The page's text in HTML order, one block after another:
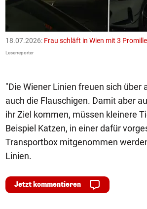
18.07.2026: Frau schläft in Wien mit 3
Leserreporter
"Die Wiener Linien freuen sich über
auch die Flauschigen. Damit aber
ihr Ziel kommen, müssen kleinere
Beispiel Katzen, in einer dafür
Transportbox mitgenommen
Linien.
Jetzt kommentieren